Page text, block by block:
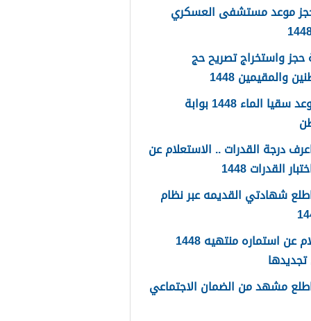
موعد مستشفى العسكري
حجز واستخراج تصريح حج
والمقيمين 1448
حجز موعد سقيا الماء 1448 بوابة
درجة القدرات .. الاستعلام عن
القدرات 1448
شهادتي القديمه عبر نظام
استعلام عن استماره منتهيه 1448
مشهد من الضمان الاجتماعي